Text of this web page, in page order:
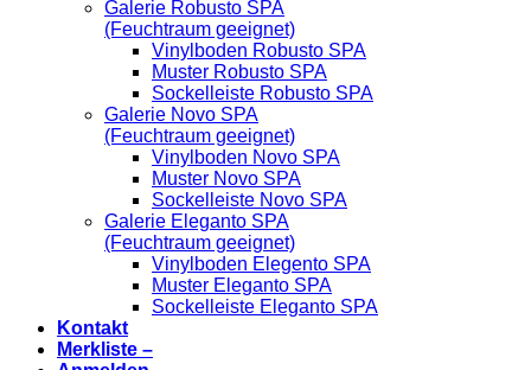
Galerie Robusto SPA
(Feuchtraum geeignet)
Vinylboden Robusto SPA
Muster Robusto SPA
Sockelleiste Robusto SPA
Galerie Novo SPA
(Feuchtraum geeignet)
Vinylboden Novo SPA
Muster Novo SPA
Sockelleiste Novo SPA
Galerie Eleganto SPA
(Feuchtraum geeignet)
Vinylboden Elegento SPA
Muster Eleganto SPA
Sockelleiste Eleganto SPA
Kontakt
Merkliste –